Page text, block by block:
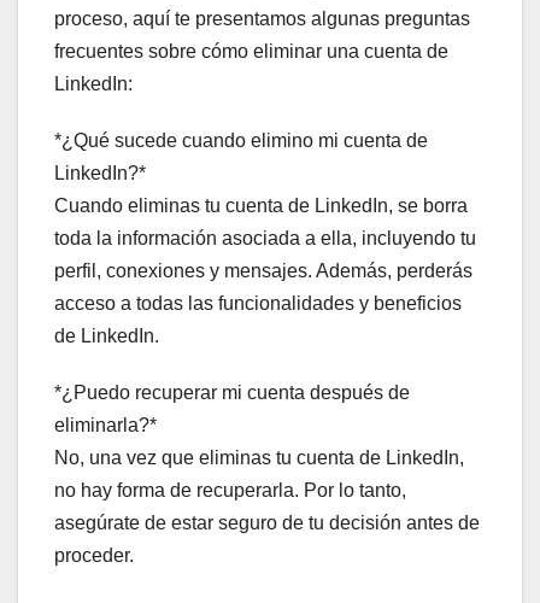
proceso, aquí te presentamos algunas preguntas
frecuentes sobre cómo eliminar una cuenta de
LinkedIn:
*¿Qué sucede cuando elimino mi cuenta de
LinkedIn?*
Cuando eliminas tu cuenta de LinkedIn, se borra
toda la información asociada a ella, incluyendo tu
perfil, conexiones y mensajes. Además, perderás
acceso a todas las funcionalidades y beneficios
de LinkedIn.
*¿Puedo recuperar mi cuenta después de
eliminarla?*
No, una vez que eliminas tu cuenta de LinkedIn,
no hay forma de recuperarla. Por lo tanto,
asegúrate de estar seguro de tu decisión antes de
proceder.